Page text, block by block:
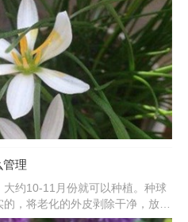
以后，再为它施肥即可。
管理
约10-11月份就可以种植。种球
，将老化的外皮剥除干净，放在